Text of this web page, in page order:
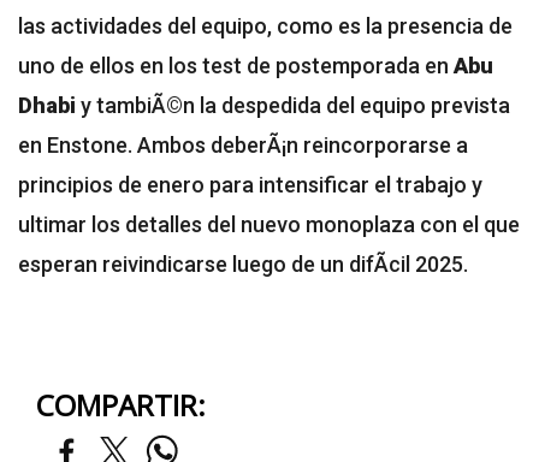
las actividades del equipo, como es la presencia de
uno de ellos en los test de postemporada en Abu
Dhabi y tambiÃ©n la despedida del equipo prevista
en Enstone. Ambos deberÃ¡n reincorporarse a
principios de enero para intensificar el trabajo y
ultimar los detalles del nuevo monoplaza con el que
esperan reivindicarse luego de un difÃ­cil 2025.
COMPARTIR: